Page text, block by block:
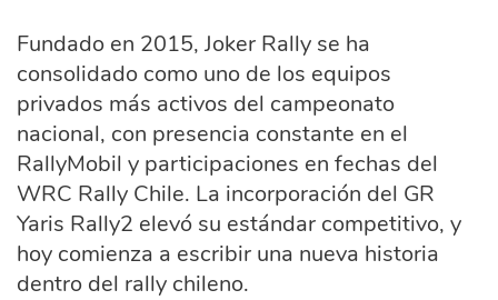
Fundado en 2015, Joker Rally se ha
consolidado como uno de los equipos
privados más activos del campeonato
nacional, con presencia constante en el
RallyMobil y participaciones en fechas del
WRC Rally Chile. La incorporación del GR
Yaris Rally2 elevó su estándar competitivo, y
hoy comienza a escribir una nueva historia
dentro del rally chileno.